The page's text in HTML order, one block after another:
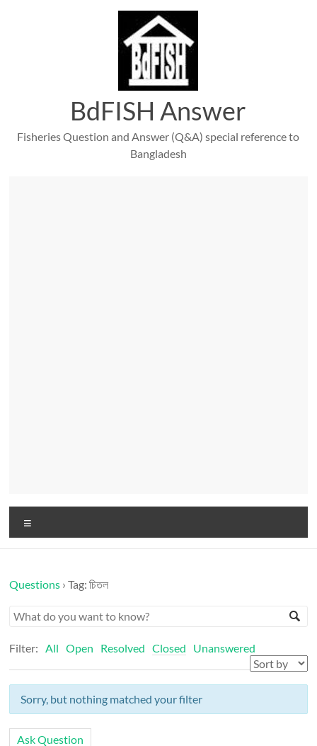
BdFISH Answer
Fisheries Question and Answer (Q&A) special reference to
Bangladesh
Questions ›Tag: চিতল
Filter: All Open Resolved Closed Unanswered
Sorry, but nothing matched your filter
Ask Question